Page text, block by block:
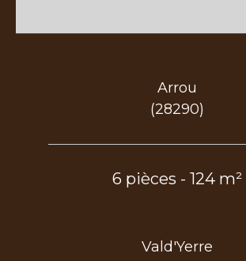
Arrou
(28290)
6 pièces - 124 m²
Vald'Yerre